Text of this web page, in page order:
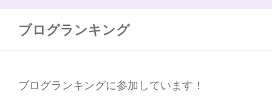
ブログランキング
ブログランキングに参加しています！